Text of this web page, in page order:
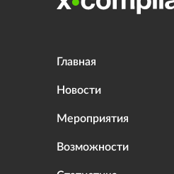
Главная
Новости
Мероприятия
Возможности